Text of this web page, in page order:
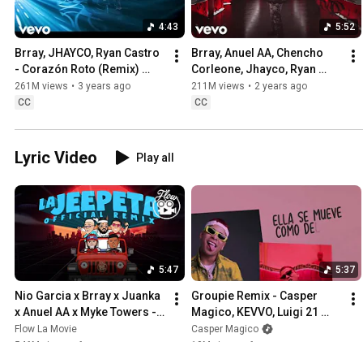
4:43
Brray, JHAYCO, Ryan Castro
- Corazón Roto (Remix)
(Official Video)
261M views • 3 years ago
CC
5:52
Brray, Anuel AA, Chencho
Corleone, Jhayco, Ryan
Castro - Corazón Roto pt.3
ft. JHAYCO, Ryan Castro
211M views • 2 years ago
CC
Lyric Video Play all
5:47
Nio Garcia x Brray x Juanka
x Anuel AA x Myke Towers -
La Jeepeta Remix (Lyric
Flow La Movie
5:37
Groupie Remix - Casper
Magico, KEVVO, Luigi 21
Plus, Brray, Juanka, Pablo
Casper Magico